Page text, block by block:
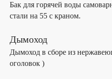
Бак для горячей воды
стали на 55 с краном.
Дымоход
Дымоход в сборе из
оголовок )